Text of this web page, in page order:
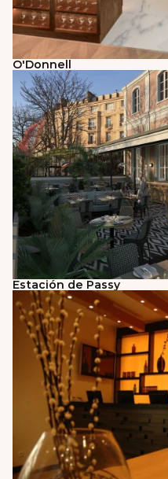
O'Donnell
Estación de Passy